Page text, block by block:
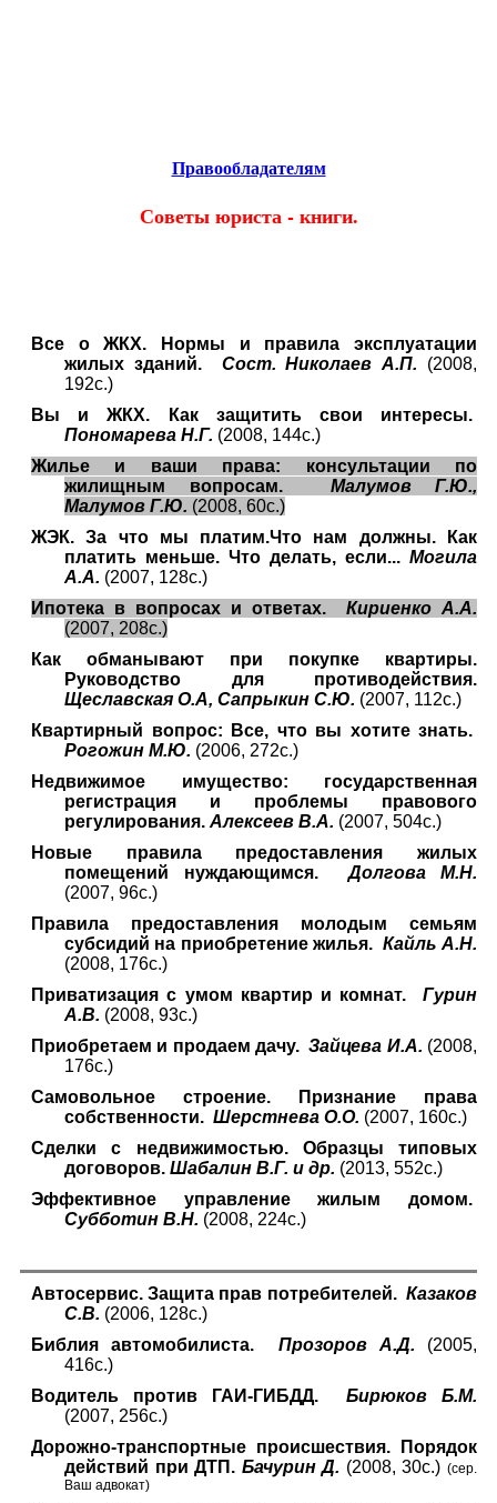
Правообладателям
Советы юриста - книги.
Все о ЖКХ. Нормы и правила эксплуатации
жилых зданий. Сост. Николаев А.П. (2008,
192с.)
Вы и ЖКХ. Как защитить свои интересы.
Пономарева Н.Г. (2008, 144с.)
Жилье и ваши права: консультации по
жилищным вопросам. Малумов Г.Ю.,
Малумов Г.Ю. (2008, 60с.)
ЖЭК. За что мы платим.Что нам должны. Как
платить меньше. Что делать, если... Могила
А.А. (2007, 128с.)
Ипотека в вопросах и ответах. Кириенко А.А.
(2007, 208с.)
Как обманывают при покупке квартиры.
Руководство для противодействия.
Щеславская О.А, Сапрыкин С.Ю. (2007, 112с.)
Квартирный вопрос: Все, что вы хотите знать.
Рогожин М.Ю. (2006, 272с.)
Недвижимое имущество: государственная
регистрация и проблемы правового
регулирования. Алексеев В.А. (2007, 504с.)
Новые правила предоставления жилых
помещений нуждающимся.Долгова М.Н.
(2007, 96с.)
Правила предоставления молодым семьям
субсидий на приобретение жилья. Кайль А.Н.
(2008, 176с.)
Приватизация с умом квартир и комнат. Гурин
А.В. (2008, 93с.)
Приобретаем и продаем дачу.Зайцева И.А. (2008,
176с.)
Самовольное строение. Признание права
собственности. Шерстнева О.О. (2007, 160с.)
Сделки с недвижимостью. Образцы типовых
договоров. Шабалин В.Г. и др. (2013, 552с.)
Эффективное управление жилым домом.
Субботин В.Н. (2008, 224с.)
Автосервис. Защита прав потребителей. Казаков
С.В. (2006, 128с.)
Библия автомобилиста.
Прозоров А.Д. (2005,
416с.)
Водитель против ГАИ-ГИБДД.Бирюков Б.М.
(2007, 256с.)
Дорожно-транспортные происшествия. Порядок
действий при ДТП. Бачурин Д. (2008, 30с.)(сер.
Ваш адвокат)